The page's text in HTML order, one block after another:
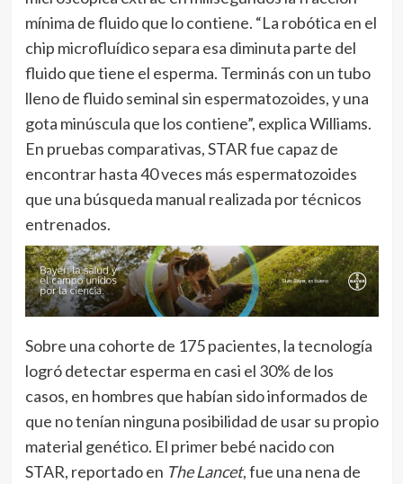
mínima de fluido que lo contiene. “La robótica en el
chip microfluídico separa esa diminuta parte del
fluido que tiene el esperma. Terminás con un tubo
lleno de fluido seminal sin espermatozoides, y una
gota minúscula que los contiene”, explica Williams.
En pruebas comparativas, STAR fue capaz de
encontrar hasta 40 veces más espermatozoides
que una búsqueda manual realizada por técnicos
entrenados.
Sobre una cohorte de 175 pacientes, la tecnología
logró detectar esperma en casi el 30% de los
casos, en hombres que habían sido informados de
que no tenían ninguna posibilidad de usar su propio
material genético. El primer bebé nacido con
STAR, reportado en The Lancet, fue una nena de